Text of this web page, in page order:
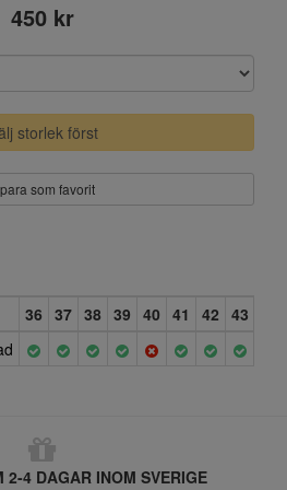
450 kr
storlek först
som favorit
36 37 38 39 40 41 42 43
2-4 DAGAR INOM SVERIGE